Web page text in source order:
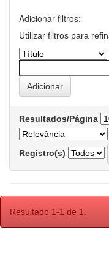
Adicionar filtros:
Utilizar filtros para
Resultados/Página
Registro(s)
Resultado 1-1 de 1.